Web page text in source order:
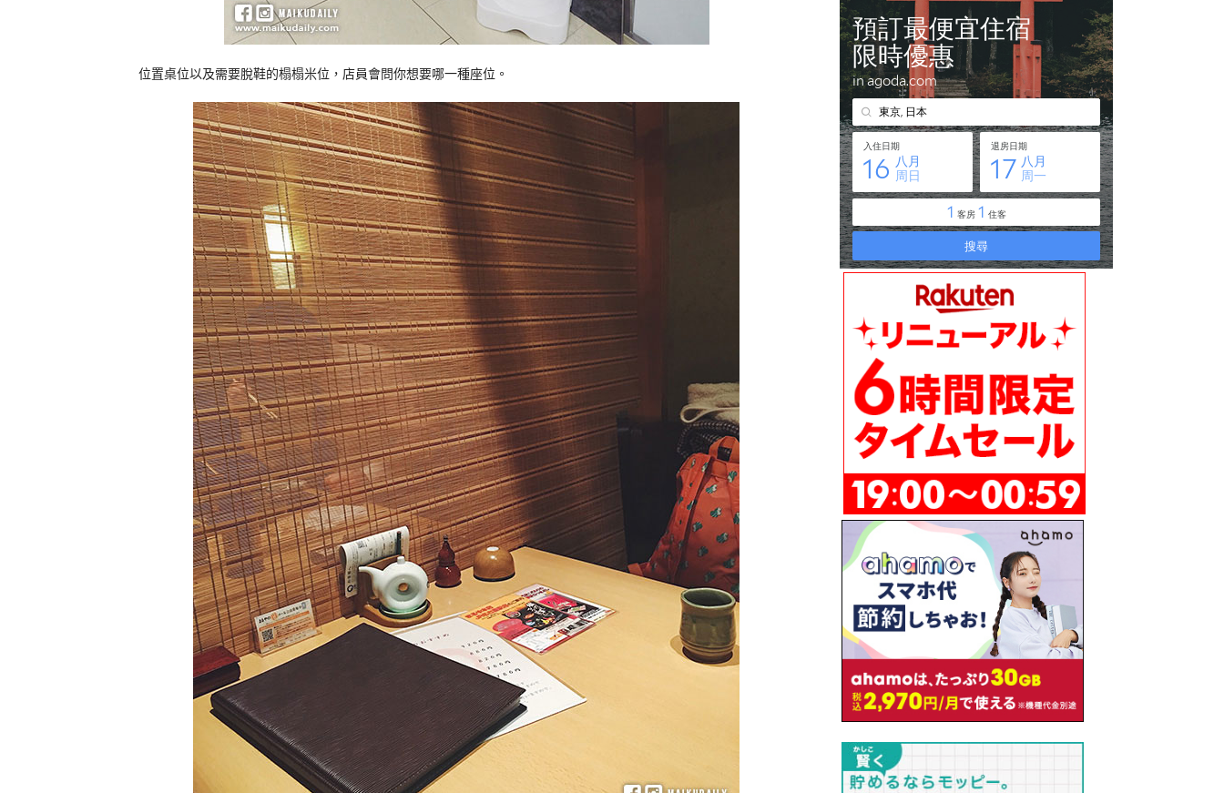
位置桌位以及需要脫鞋的榻榻米位，店員會問你想要哪一種座位。